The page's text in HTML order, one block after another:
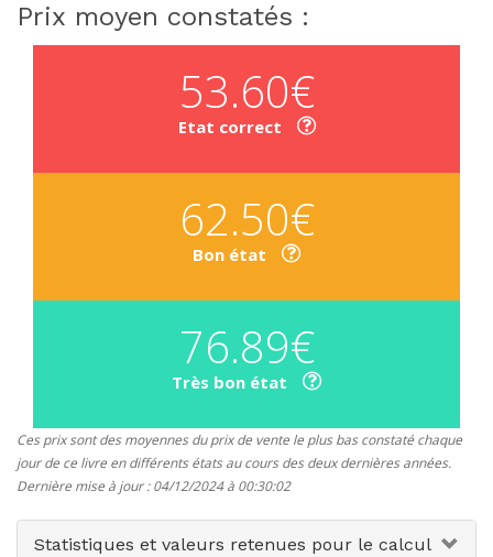
Prix moyen constatés :
53.60€
Etat correct
62.50€
Bon état
76.89€
Très bon état
Ces prix sont des moyennes du prix de vente le plus bas constaté chaque
jour de ce livre en différents états au cours des deux dernières années.
Dernière mise à jour : 04/12/2024 à 00:30:02
Statistiques et valeurs retenues pour le calcul